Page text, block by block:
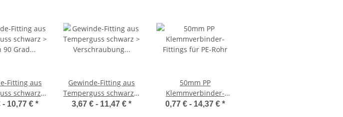
Fitting aus
schwarz >
Grad mit
- 10,77 € *
Gewinde-Fitting aus
Temperguss schwarz >
Verschraubung
3,67 € - 11,47 €*
50mm PP
Klemmverbinder-
Fittings für PE-Rohr
0,77 € - 14,37 € *